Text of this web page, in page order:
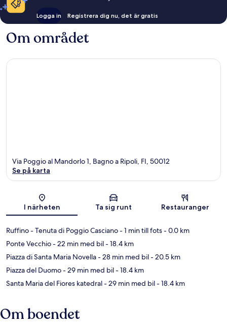
Logga in Registrera dig nu, det är gratis
Om området
Karta
Via Poggio al Mandorlo 1, Bagno a Ripoli, FI, 50012
Se på karta
I närheten Ta sig runt Restauranger
Ruffino - Tenuta di Poggio Casciano- 1 min till fots- 0.0 km
Ponte Vecchio- 22 min med bil- 18.4 km
Piazza di Santa Maria Novella- 28 min med bil- 20.5 km
Piazza del Duomo- 29 min med bil- 18.4 km
Santa Maria del Fiores katedral- 29 min med bil- 18.4 km
Om boendet